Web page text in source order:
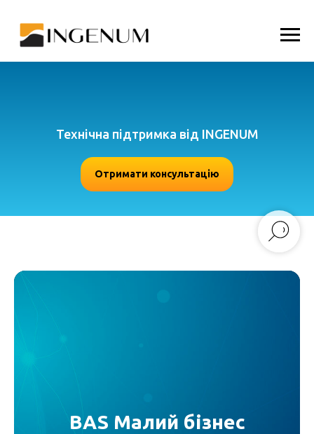
Технічна підтримка від INGENUM
Отримати консультацію
BAS Малий бізнес